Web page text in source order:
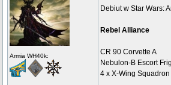
Armia WH40k:
Debiut w Star Wars:
Rebel Alliance
CR 90 Corvette A
Nebulon-B Escort
4 x X-Wing Squadron